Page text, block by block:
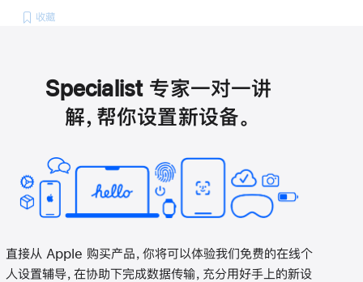
收藏
Specialist 专家一对一讲
解，帮你设置新设备。
直接从 Apple 购买产品，你将可以体验我们免费的在线个
人设置辅导，在协助下完成数据传输，充分用好手上的新设